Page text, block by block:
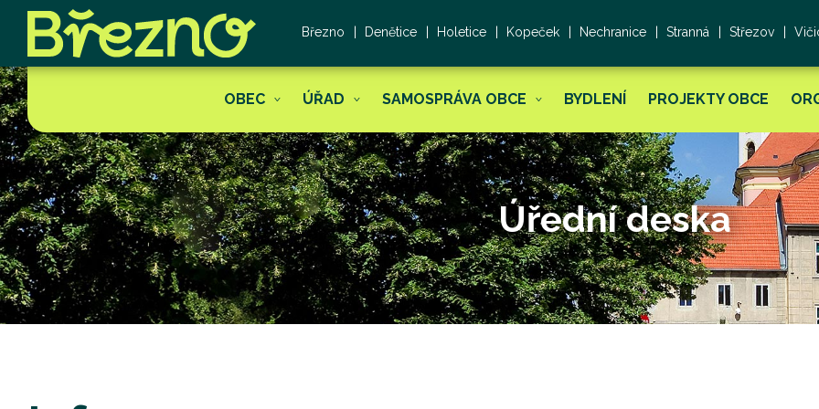
Březno Denětice Holetice Kopeček Nechranice Stranná Střezov
OBEC ÚŘAD SAMOSPRÁVA OBCE BYDLENÍ PROJEKTY OBCE
Úřední deska